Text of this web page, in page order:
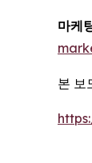
마케
본 보